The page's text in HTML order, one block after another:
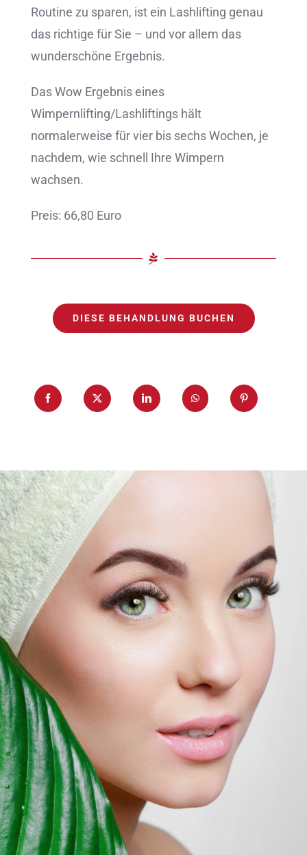
Routine zu sparen, ist ein Lashlifting genau
das richtige für Sie – und vor allem das
wunderschöne Ergebnis.
Das Wow Ergebnis eines
Wimpernlifting/Lashliftings hält
normalerweise für vier bis sechs Wochen, je
nachdem, wie schnell Ihre Wimpern
wachsen.
Preis: 66,80 Euro
DIESE BEHANDLUNG BUCHEN